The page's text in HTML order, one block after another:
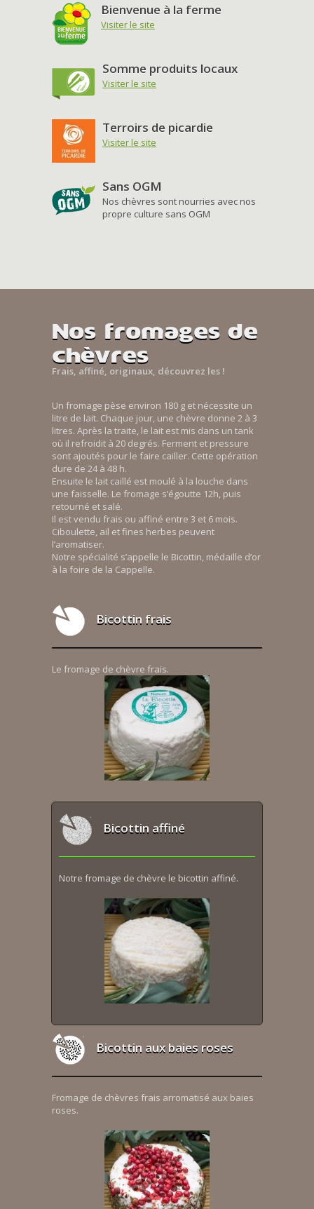
Bienvenue à la ferme
Visiter le site
Somme produits locaux
Visiter le site
Terroirs de picardie
Visiter le site
Sans OGM
Nos chèvres sont nourries avec nos
propre culture sans OGM
Nos fromages de
chèvres
Frais, affiné, originaux, découvrez les !
Un fromage pèse environ 180 g et nécessite un
litre de lait. Chaque jour, une chèvre donne 2 à 3
litres. Après la traite, le lait est mis dans un tank
où il refroidit à 20 degrés. Ferment et pressure
sont ajoutés pour le faire cailler. Cette opération
dure de 24 à 48 h.
Ensuite le lait caillé est moulé à la louche dans
une faisselle. Le fromage s’égoutte 12h, puis
retourné et salé.
Il est vendu frais ou affiné entre 3 et 6 mois.
Ciboulette, ail et fines herbes peuvent
l’aromatiser.
Notre spécialité s’appelle le Bicottin, médaille d’or
à la foire de la Cappelle.
Bicottin frais
Le fromage de chèvre frais.
Bicottin affiné
Notre fromage de chèvre le bicottin affiné.
Bicottin aux baies roses
Fromage de chèvres frais arromatisé aux baies
roses.